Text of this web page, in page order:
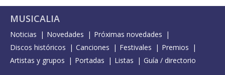
MUSICALIA
Noticias Novedades
Próximas novedades
Discos históricos
Canciones Festivales
Premios
Artistas y grupos
Portadas Listas Guía / directorio